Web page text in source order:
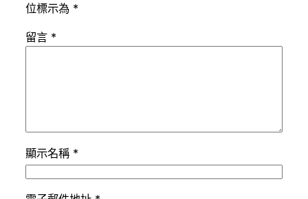
位標示為 *
留言 *
顯示名稱 *